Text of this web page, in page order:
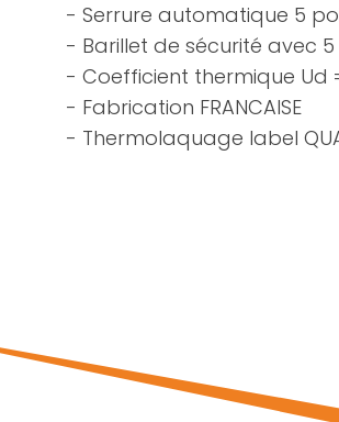
- Serrure automatique 5
- Barillet de sécurité avec
- Coefficient thermique Ud
- Fabrication FRANCAISE
- Thermolaquage label